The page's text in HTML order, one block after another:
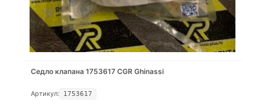
Седло клапана 1753617 CGR Ghinassi
Артикул: 1753617